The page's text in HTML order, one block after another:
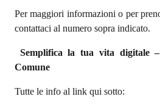
Per maggiori informazioni o per
contattaci al numero sopra indicato.
Semplifica la tua vita digitale
Comune
Tutte le info al link qui sotto: